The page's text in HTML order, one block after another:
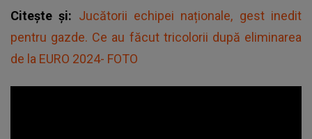
Citește și: Jucătorii echipei naționale, gest inedit
pentru gazde. Ce au făcut tricolorii după eliminarea
de la EURO 2024- FOTO